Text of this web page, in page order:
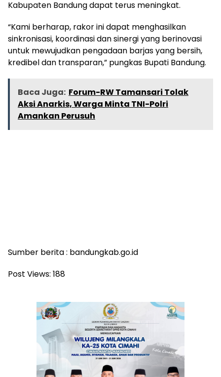
Kabupaten Bandung dapat terus meningkat.
“Kami berharap, rakor ini dapat menghasilkan
sinkronisasi, koordinasi dan sinergi yang berinovasi
untuk mewujudkan pengadaan barjas yang bersih,
kredibel dan transparan,” pungkas Bupati Bandung.
Baca Juga: Forum-RW Tamansari Tolak
Aksi Anarkis, Warga Minta TNI-Polri
Amankan Perusuh
Sumber berita : bandungkab.go.id
Post Views: 188